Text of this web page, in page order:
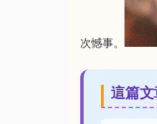
次憾事。
這篇